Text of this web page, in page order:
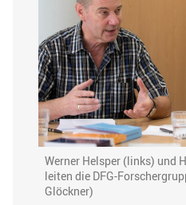
Werner Helsper (links) und
leiten die DFG-
Glöckner)